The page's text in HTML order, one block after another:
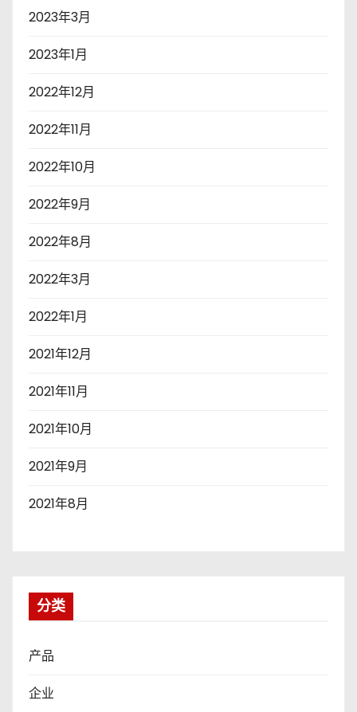
2023年3月
2023年1月
2022年12月
2022年11月
2022年10月
2022年9月
2022年8月
2022年3月
2022年1月
2021年12月
2021年11月
2021年10月
2021年9月
2021年8月
分类
产品
企业